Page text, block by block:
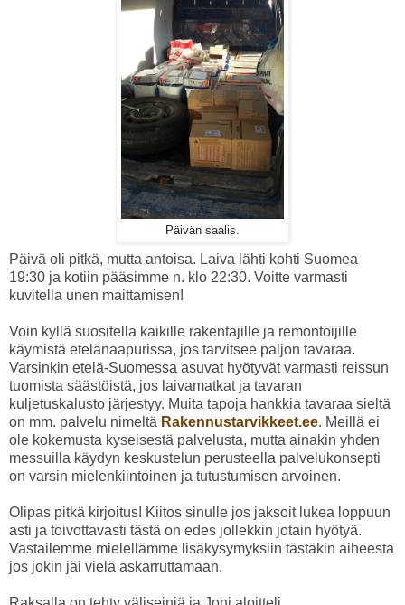
Päivän saalis.
Päivä oli pitkä, mutta antoisa. Laiva lähti kohti Suomea
19:30 ja kotiin pääsimme n. klo 22:30. Voitte varmasti
kuvitella unen maittamisen!
Voin kyllä suositella kaikille rakentajille ja remontoijille
käymistä etelänaapurissa, jos tarvitsee paljon tavaraa.
Varsinkin etelä-Suomessa asuvat hyötyvät varmasti reissun
tuomista säästöistä, jos laivamatkat ja tavaran
kuljetuskalusto järjestyy. Muita tapoja hankkia tavaraa sieltä
on mm. palvelu nimeltä Rakennustarvikkeet.ee. Meillä ei
ole kokemusta kyseisestä palvelusta, mutta ainakin yhden
messuilla käydyn keskustelun perusteella palvelukonsepti
on varsin mielenkiintoinen ja tutustumisen arvoinen.
Olipas pitkä kirjoitus! Kiitos sinulle jos jaksoit lukea loppuun
asti ja toivottavasti tästä on edes jollekkin jotain hyötyä.
Vastailemme mielellämme lisäkysymyksiin tästäkin aiheesta
jos jokin jäi vielä askarruttamaan.